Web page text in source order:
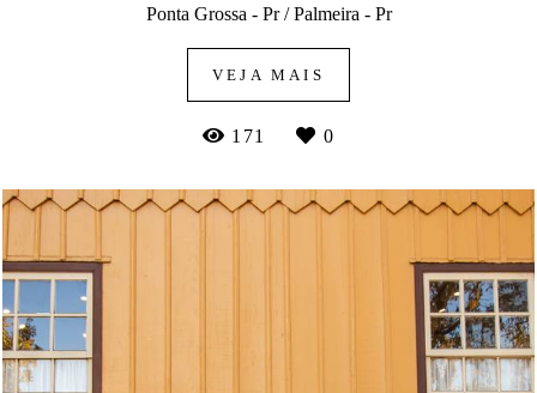
Ponta Grossa - Pr / Palmeira - Pr
VEJA MAIS
171 0